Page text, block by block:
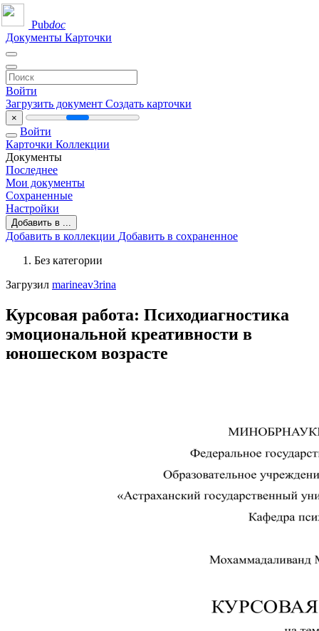
Pubdoc
Документы Карточки
Войти
Загрузить документ Создать карточки
×
Войти
Карточки Коллекции
Документы
Последнее
Мои документы
Сохраненные
Настройки
Добавить в ...
Добавить в коллекции Добавить в сохраненное
Без категории
Загрузил marineav3rina
Курсовая работа: Психодиагностика
эмоциональной креативности в
юношеском возрасте